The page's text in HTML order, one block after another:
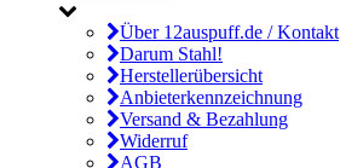
Über 12auspuff.de / Kontakt
Darum Stahl!
Herstellerübersicht
Anbieterkennzeichnung
Versand & Bezahlung
Widerruf
AGB